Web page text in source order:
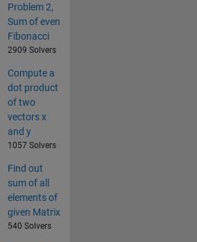
Problem 2,
Sum of even
Fibonacci
2909 Solvers
Compute a
dot product
of two
vectors x
and y
1057 Solvers
Find out
sum of all
elements of
given Matrix
540 Solvers